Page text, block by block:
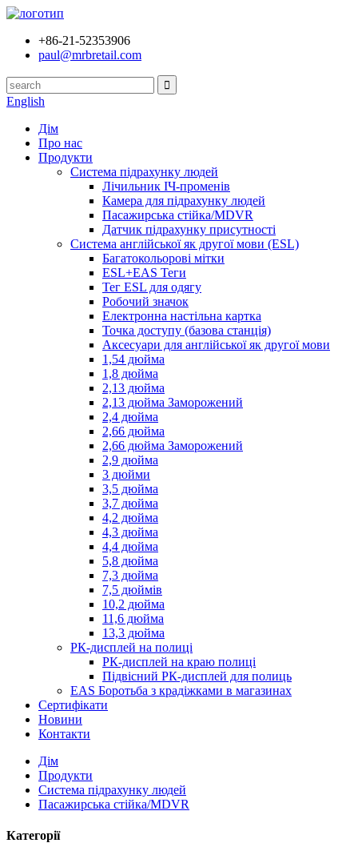
+86-21-52353906
paul@mrbretail.com
English
Дім
Про нас
Продукти
Система підрахунку людей
Лічильник ІЧ-променів
Камера для підрахунку людей
Пасажирська стійка/MDVR
Датчик підрахунку присутності
Система англійської як другої мови (ESL)
Багатокольорові мітки
ESL+EAS Теги
Тег ESL для одягу
Робочий значок
Електронна настільна картка
Точка доступу (базова станція)
Аксесуари для англійської як другої мови
1,54 дюйма
1,8 дюйма
2,13 дюйма
2,13 дюйма Заморожений
2,4 дюйма
2,66 дюйма
2,66 дюйма Заморожений
2,9 дюйма
3 дюйми
3,5 дюйма
3,7 дюйма
4,2 дюйма
4,3 дюйма
4,4 дюйма
5,8 дюйма
7,3 дюйма
7,5 дюймів
10,2 дюйма
11,6 дюйма
13,3 дюйма
РК-дисплей на полиці
РК-дисплей на краю полиці
Підвісний РК-дисплей для полиць
EAS Боротьба з крадіжками в магазинах
Сертифікати
Новини
Контакти
Дім
Продукти
Система підрахунку людей
Пасажирська стійка/MDVR
Категорії